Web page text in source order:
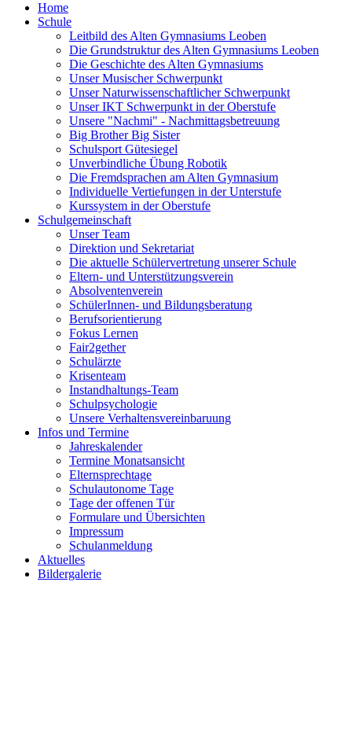
Home
Schule
Leitbild des Alten Gymnasiums Leoben
Die Grundstruktur des Alten Gymnasiums Leoben
Die Geschichte des Alten Gymnasiums
Unser Musischer Schwerpunkt
Unser Naturwissenschaftlicher Schwerpunkt
Unser IKT Schwerpunkt in der Oberstufe
Unsere "Nachmi" - Nachmittagsbetreuung
Big Brother Big Sister
Schulsport Gütesiegel
Unverbindliche Übung Robotik
Die Fremdsprachen am Alten Gymnasium
Individuelle Vertiefungen in der Unterstufe
Kurssystem in der Oberstufe
Schulgemeinschaft
Unser Team
Direktion und Sekretariat
Die aktuelle Schülervertretung unserer Schule
Eltern- und Unterstützungsverein
Absolventenverein
SchülerInnen- und Bildungsberatung
Berufsorientierung
Fokus Lernen
Fair2gether
Schulärzte
Krisenteam
Instandhaltungs-Team
Schulpsychologie
Unsere Verhaltensvereinbaruung
Infos und Termine
Jahreskalender
Termine Monatsansicht
Elternsprechtage
Schulautonome Tage
Tage der offenen Tür
Formulare und Übersichten
Impressum
Schulanmeldung
Aktuelles
Bildergalerie